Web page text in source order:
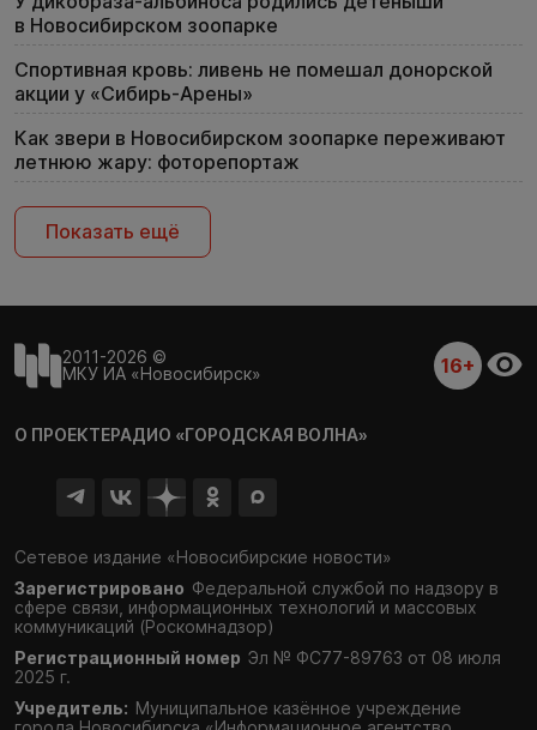
в Новосибирском зоопарке
Спортивная кровь: ливень не помешал донорской
акции у «Сибирь-Арены»
Как звери в Новосибирском зоопарке переживают
летнюю жару: фоторепортаж
Показать ещё
2011-2026 ©
МКУ ИА «Новосибирск»
16+
О ПРОЕКТЕРАДИО «ГОРОДСКАЯ ВОЛНА»
Сетевое издание «Новосибирские новости»
Зарегистрировано Федеральной службой по надзору в
сфере связи, информационных технологий и массовых
коммуникаций (Роскомнадзор)
Регистрационный номер Эл № ФС77-89763 от 08 июля
2025 г.
Учредитель: Муниципальное казённое учреждение